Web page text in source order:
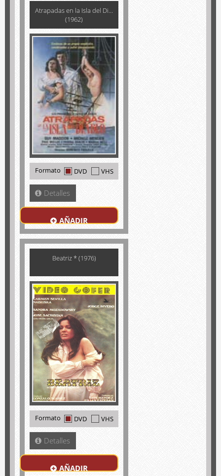
Atrapadas en la Isla del Di...
(1962)
Formato DVD VHS
Detalles
AÑADIR
Beatriz * (1976)
Formato DVD VHS
Detalles
AÑADIR